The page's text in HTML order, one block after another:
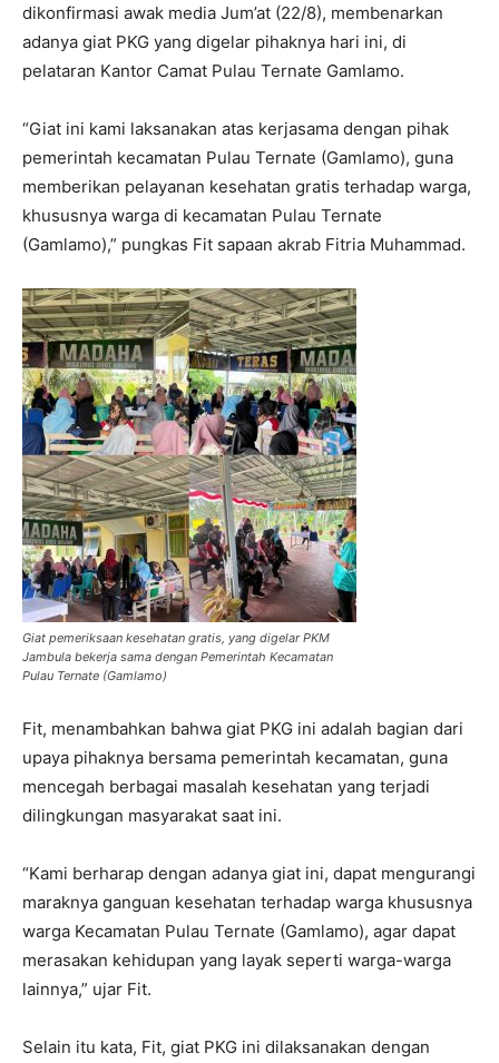
dikonfirmasi awak media Jum’at (22/8), membenarkan
adanya giat PKG yang digelar pihaknya hari ini, di
pelataran Kantor Camat Pulau Ternate Gamlamo.
“Giat ini kami laksanakan atas kerjasama dengan pihak
pemerintah kecamatan Pulau Ternate (Gamlamo), guna
memberikan pelayanan kesehatan gratis terhadap warga,
khususnya warga di kecamatan Pulau Ternate
(Gamlamo),” pungkas Fit sapaan akrab Fitria Muhammad.
Giat pemeriksaan kesehatan gratis, yang digelar PKM
Jambula bekerja sama dengan Pemerintah Kecamatan
Pulau Ternate (Gamlamo)
Fit, menambahkan bahwa giat PKG ini adalah bagian dari
upaya pihaknya bersama pemerintah kecamatan, guna
mencegah berbagai masalah kesehatan yang terjadi
dilingkungan masyarakat saat ini.
“Kami berharap dengan adanya giat ini, dapat mengurangi
maraknya ganguan kesehatan terhadap warga khususnya
warga Kecamatan Pulau Ternate (Gamlamo), agar dapat
merasakan kehidupan yang layak seperti warga-warga
lainnya,” ujar Fit.
Selain itu kata, Fit, giat PKG ini dilaksanakan dengan